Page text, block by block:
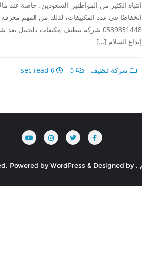
انتباه الكثير من المواطنين السعودين، خاصة عند
انخفاضًا في عدد المكييفات، لذلك من المهم معرفة
0539351448 شركة تنظيف مكيفات بالجبيل
إبداع السلام […]
شركة تنظيف
Powered byWordPress & Designed by